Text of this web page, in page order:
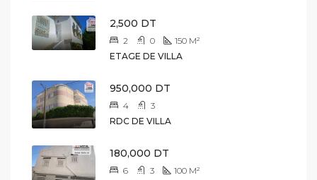
2,500 DT
2 0 150 M²
ETAGE DE VILLA
950,000 DT
4
3
RDC DE VILLA
180,000 DT
6 3 100 M²